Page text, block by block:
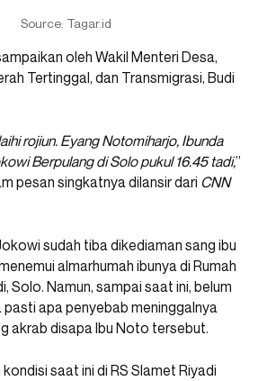
Source: Tagar.id
oleh Wakil Menteri Desa,
Tertinggal, dan Transmigrasi, Budi
rojiun. Eyang Notomiharjo, Ibunda
Berpulang di Solo pukul 16.45 tadi,”
pesan singkatnya dilansir dari CNN
sudah tiba dikediaman sang ibu
almarhumah ibunya di Rumah
Solo. Namun, sampai saat ini, belum
apa penyebab meninggalnya
akrab disapa Ibu Noto tersebut.
saat ini di RS Slamet Riyadi